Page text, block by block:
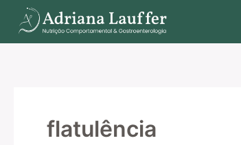
para
o
flatulência